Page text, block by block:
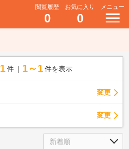
閲覧履歴
0
お気に入り
0
メニュー
1 件 1～1 件を表示
変更
変更